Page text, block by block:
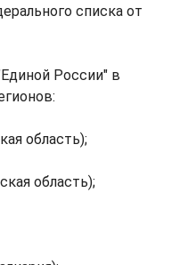
списка от
России" в
область);
область);